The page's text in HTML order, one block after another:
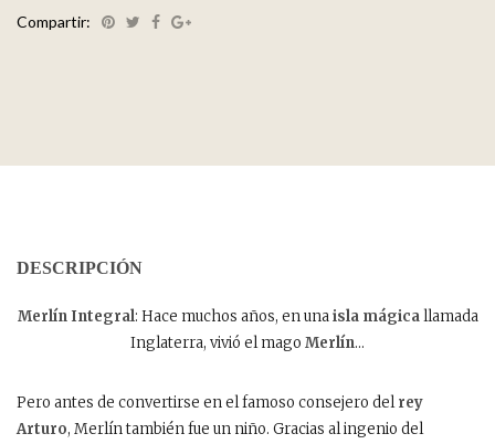
Compartir:
DESCRIPCIÓN
Merlín Integral: Hace muchos años, en unaisla mágicallamada
Inglaterra, vivió el mago Merlín…
Pero antes de convertirse en el famoso consejero delrey
Arturo, Merlín también fue un niño. Gracias al ingenio del